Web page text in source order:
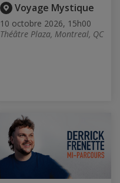
Voyage Mystique
10 octobre 2026, 15h00
Théâtre Plaza, Montreal, QC